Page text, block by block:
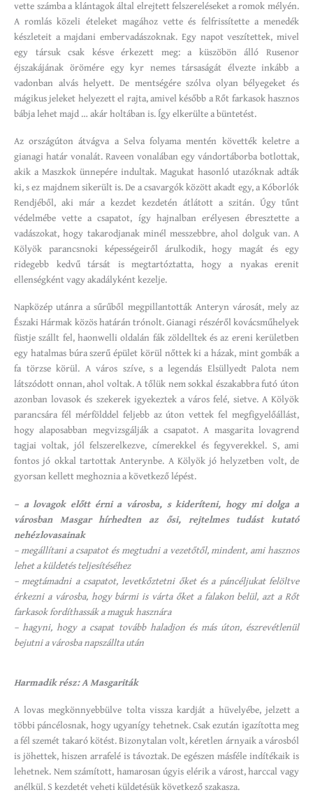
vette számba a klántagok által elrejtett felszereléseket a romok mélyén.
A romlás közeli ételeket magához vette és felfrissítette a menedék
készleteit a majdani embervadászoknak. Egy napot veszítettek, mivel
egy társuk csak késve érkezett meg: a küszöbön álló Rusenor
éjszakájának örömére egy kyr nemes társaságát élvezte inkább a
vadonban alvás helyett. De mentségére szólva olyan bélyegeket és
mágikus jeleket helyezett el rajta, amivel később a Rőt farkasok hasznos
bábja lehet majd … akár holtában is. Így elkerülte a büntetést.
Az országúton átvágva a Selva folyama mentén követték keletre a
gianagi határ vonalát. Raveen vonalában egy vándortáborba botlottak,
akik a Maszkok ünnepére indultak. Magukat hasonló utazóknak adták
ki, s ez majdnem sikerült is. De a csavargók között akadt egy, a Kóborlók
Rendjéből, aki már a kezdet kezdetén átlátott a szitán. Úgy tűnt
védelmébe vette a csapatot, így hajnalban erélyesen ébresztette a
vadászokat, hogy takarodjanak minél messzebbre, ahol dolguk van. A
Kölyök parancsnoki képességeiről árulkodik, hogy magát és egy
ridegebb kedvű társát is megtartóztatta, hogy a nyakas erenit
ellenségként vagy akadályként kezelje.
Napközép utánra a sűrűből megpillantották Anteryn városát, mely az
Északi Hármak közös határán trónolt. Gianagi részéről kovácsműhelyek
füstje szállt fel, haonwelli oldalán fák zöldelltek és az ereni kerületben
egy hatalmas búra szerű épület körül nőttek ki a házak, mint gombák a
fa törzse körül. A város szíve, s a legendás Elsüllyedt Palota nem
látszódott onnan, ahol voltak. A tőlük nem sokkal északabbra futó úton
azonban lovasok és szekerek igyekeztek a város felé, sietve. A Kölyök
parancsára fél mérfölddel feljebb az úton vettek fel megfigyelőállást,
hogy alaposabban megvizsgálják a csapatot. A masgarita lovagrend
tagjai voltak, jól felszerelkezve, címerekkel és fegyverekkel. S, ami
fontos jó okkal tartottak Anterynbe. A Kölyök jó helyzetben volt, de
gyorsan kellett meghoznia a következő lépést.
– a lovagok előtt érni a városba, s kideríteni, hogy mi dolga a
városban Masgar hírhedten az ősi, rejtelmes tudást kutató
nehézlovasainak
– megállítani a csapatot és megtudni a vezetőtől, mindent, ami hasznos
lehet a küldetés teljesítéséhez
– megtámadni a csapatot, levetkőztetni őket és a páncéljukat felöltve
érkezni a városba, hogy bármi is várta őket a falakon belül, azt a Rőt
farkasok fordíthassák a maguk hasznára
– hagyni, hogy a csapat tovább haladjon és más úton, észrevétlenül
bejutni a városba napszállta után
Harmadik rész: A Masgariták
A lovas megkönnyebbülve tolta vissza kardját a hüvelyébe, jelzett a
többi páncélosnak, hogy ugyanígy tehetnek. Csak ezután igazította meg
a fél szemét takaró kötést. Bizonytalan volt, kéretlen árnyaik a városból
is jöhettek, hiszen arrafelé is távoztak. De egészen másféle indítékaik is
lehetnek. Nem számított, hamarosan úgyis elérik a várost, harccal vagy
anélkül. S kezdetét veheti küldetésük következő szakasza.